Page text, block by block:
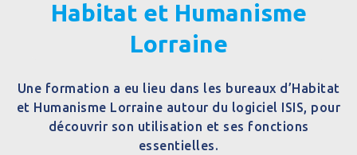
Habitat et Humanisme
Lorraine
Une formation a eu lieu dans les bureaux d’Habitat
et Humanisme Lorraine autour du logiciel ISIS, pour
découvrir son utilisation et ses fonctions
essentielles.